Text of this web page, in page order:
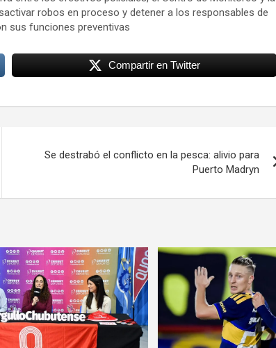
robos en proceso y detener a los responsables de
sus funciones preventivas
Compartir en Twitter
Se destrabó el conflicto en la pesca: alivio para
Puerto Madryn